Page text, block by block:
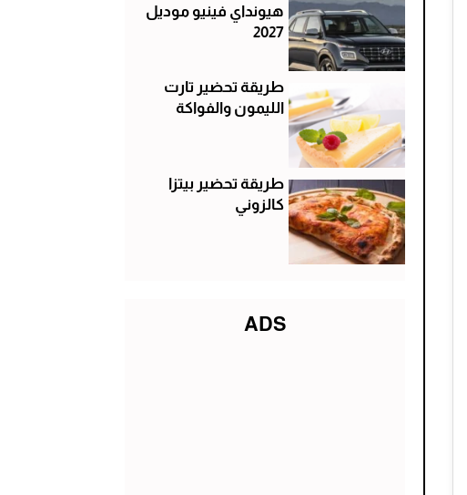
هيونداي فينيو موديل
2027
طريقة تحضير تارت
الليمون والفواكة
طريقة تحضير بيتزا
كالزوني
ADS